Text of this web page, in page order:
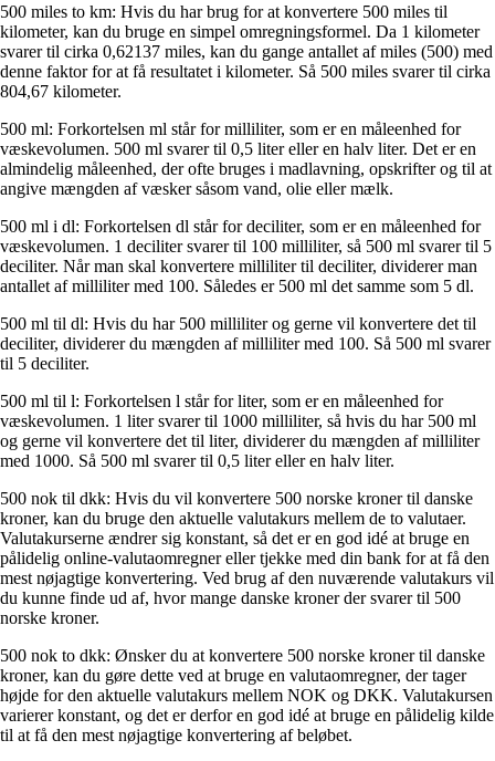
500 miles to km: Hvis du har brug for at konvertere 500 miles til
kilometer, kan du bruge en simpel omregningsformel. Da 1 kilometer
svarer til cirka 0,62137 miles, kan du gange antallet af miles (500) med
denne faktor for at få resultatet i kilometer. Så 500 miles svarer til cirka
804,67 kilometer.
500 ml: Forkortelsen ml står for milliliter, som er en måleenhed for
væskevolumen. 500 ml svarer til 0,5 liter eller en halv liter. Det er en
almindelig måleenhed, der ofte bruges i madlavning, opskrifter og til at
angive mængden af væsker såsom vand, olie eller mælk.
500 ml i dl: Forkortelsen dl står for deciliter, som er en måleenhed for
væskevolumen. 1 deciliter svarer til 100 milliliter, så 500 ml svarer til 5
deciliter. Når man skal konvertere milliliter til deciliter, dividerer man
antallet af milliliter med 100. Således er 500 ml det samme som 5 dl.
500 ml til dl: Hvis du har 500 milliliter og gerne vil konvertere det til
deciliter, dividerer du mængden af milliliter med 100. Så 500 ml svarer
til 5 deciliter.
500 ml til l: Forkortelsen l står for liter, som er en måleenhed for
væskevolumen. 1 liter svarer til 1000 milliliter, så hvis du har 500 ml
og gerne vil konvertere det til liter, dividerer du mængden af milliliter
med 1000. Så 500 ml svarer til 0,5 liter eller en halv liter.
500 nok til dkk: Hvis du vil konvertere 500 norske kroner til danske
kroner, kan du bruge den aktuelle valutakurs mellem de to valutaer.
Valutakurserne ændrer sig konstant, så det er en god idé at bruge en
pålidelig online-valutaomregner eller tjekke med din bank for at få den
mest nøjagtige konvertering. Ved brug af den nuværende valutakurs vil
du kunne finde ud af, hvor mange danske kroner der svarer til 500
norske kroner.
500 nok to dkk: Ønsker du at konvertere 500 norske kroner til danske
kroner, kan du gøre dette ved at bruge en valutaomregner, der tager
højde for den aktuelle valutakurs mellem NOK og DKK. Valutakursen
varierer konstant, og det er derfor en god idé at bruge en pålidelig kilde
til at få den mest nøjagtige konvertering af beløbet.